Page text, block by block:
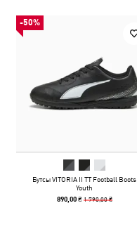
-50%
Бутсы VITORIA II TT Football Boots
Youth
890,00 ₴ 1 790,00 ₴